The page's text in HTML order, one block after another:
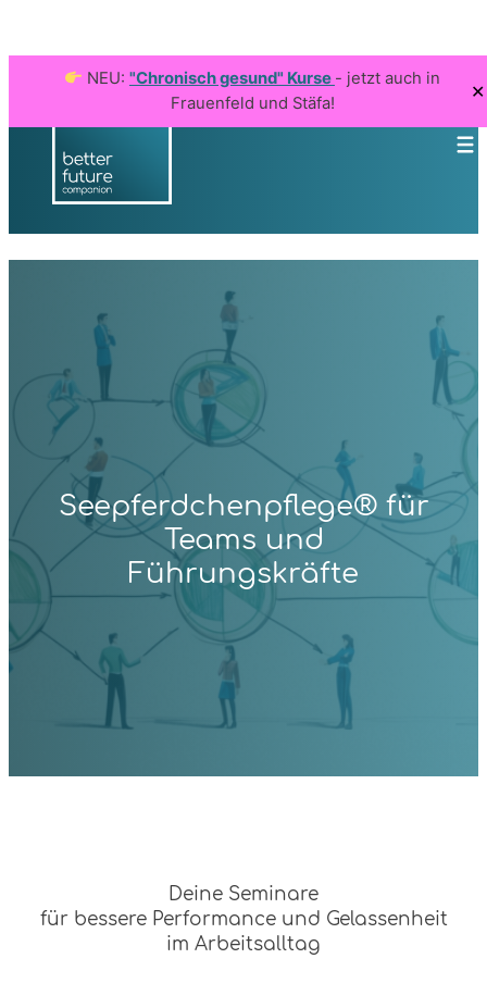
NEU: "Chronisch gesund" Kurse - jetzt auch in
Frauenfeld und Stäfa!
✕
Seepferdchenpflege® für
Teams und
Führungskräfte
Deine Seminare
für bessere Performance und Gelassenheit
im Arbeitsalltag